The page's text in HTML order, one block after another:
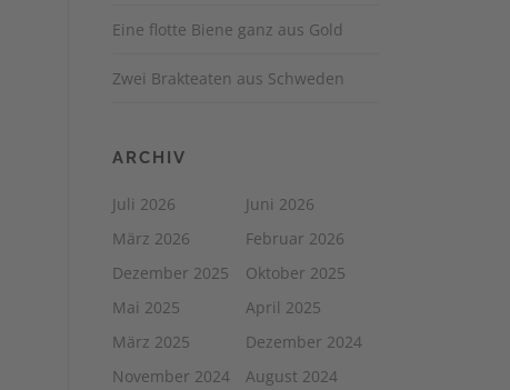
Eine flotte Biene ganz aus Gold
Zwei Brakteaten aus Schweden
ARCHIV
Juli 2026
Juni 2026
März 2026
Februar 2026
Dezember 2025
Oktober 2025
Mai 2025
April 2025
März 2025
Dezember 2024
November 2024
August 2024